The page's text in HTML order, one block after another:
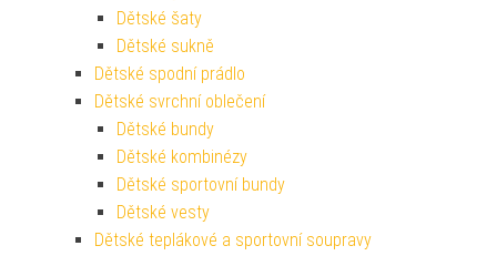
Dětské šaty
Dětské sukně
Dětské spodní prádlo
Dětské svrchní oblečení
Dětské bundy
Dětské kombinézy
Dětské sportovní bundy
Dětské vesty
Dětské teplákové a sportovní soupravy